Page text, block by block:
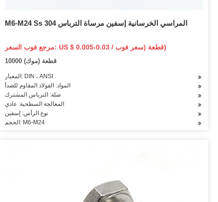
M6-M24 Ss 304 المراسي الخرسانية إسفين مرساة الترباس
مرجع فوب السعر: US $ 0.005-0.03 / قطعة (سعر فوب)
10000 قطعة (موك)
المعيار: DIN ، ANSI
المواد: الفولاذ المقاوم للصدأ
صلة: الترباس المشترك
المعالجة السطحية: عادي
نوع الرأس: إسفين
الحجم: M6-M24